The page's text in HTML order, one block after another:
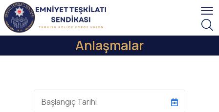
Anlaşmalar
Başlangıç
Tarihi